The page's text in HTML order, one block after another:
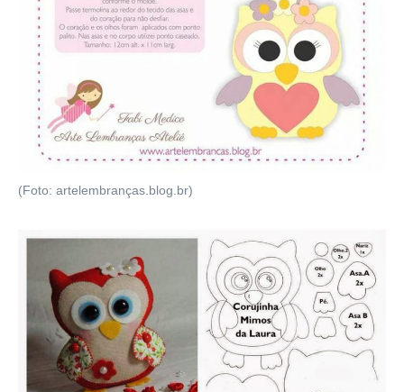
(Foto: artelembranças.blog.br)